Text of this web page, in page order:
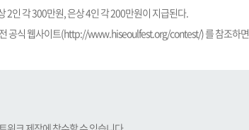
2인 각 300만원, 은상 4인 각 200만원이 지급된다.
공식 웹사이트(http://www.hiseoulfest.org/contest/) 를 참조하면